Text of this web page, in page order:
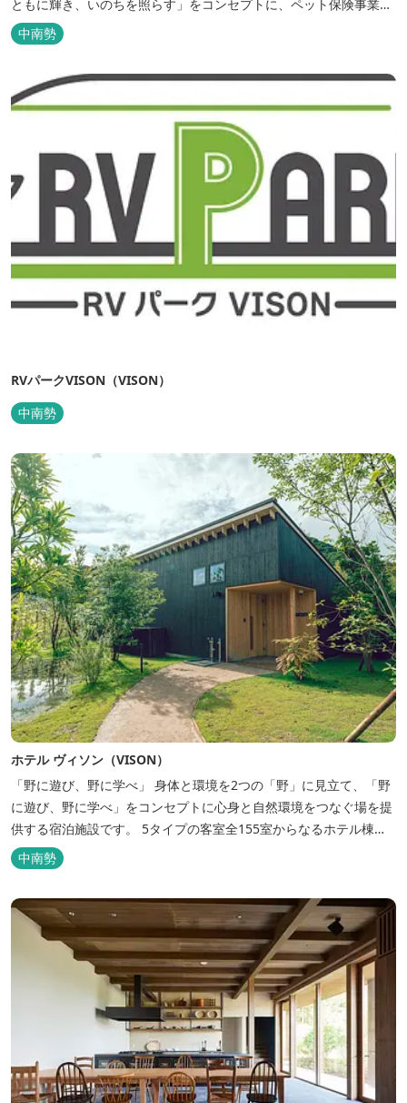
ともに輝き、いのちを照らす」をコンセプトに、ペット保険事業を
行うアニコムグループが運営します。また、本施設では、飼い主様
と一緒にVISONへ訪れたペットを一時的にお預かりするペットホテ
ルをご用意しているほか、広々...
中南勢
RVパークVISON（VISON）
中南勢
ホテル ヴィソン（VISON）
「野に遊び、野に学べ」 身体と環境を2つの「野」に見立て、「野
に遊び、野に学べ」をコンセプトに心身と自然環境をつなぐ場を提
供する宿泊施設です。 5タイプの客室全155室からなるホテル棟
と、プライベートな滞在が楽しめる一棟独立型のヴィラ6棟がござ
います。
中南勢